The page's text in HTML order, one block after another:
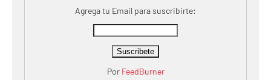
Agrega tu Email para suscribirte:
Por FeedBurner